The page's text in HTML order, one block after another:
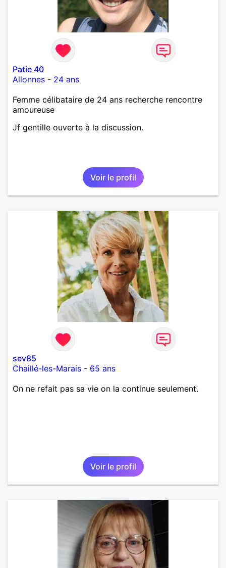
Patie 40
Allonnes - 24 ans
Femme célibataire de 24 ans recherche rencontre
amoureuse
Jf gentille ouverte à la discussion.
Voir le profil
sev85
Chaillé-les-Marais - 65 ans
On ne refait pas sa vie on la continue seulement.
Voir le profil